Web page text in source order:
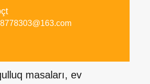
masaları, ev